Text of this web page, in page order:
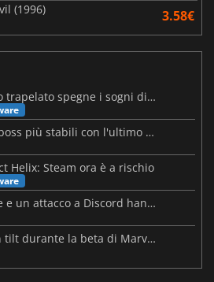
(1996) 3.58€
Steam Frame: il prezzo trapelato spegne i sogni di un VR economico
Palworld: Sunreach e boss più stabili con l'ultimo update
Helix: Steam ora è a rischio
Le mappe dei malware e un attacco a Discord hanno colpito Meccha Chameleon
PlayStation Network in tilt durante la beta di Marvel Tōkon